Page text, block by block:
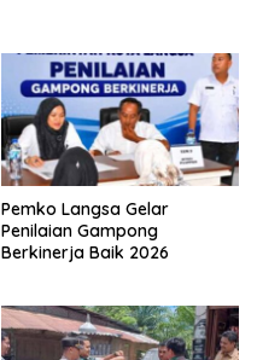
Pemko Langsa Gelar
Penilaian Gampong
Berkinerja Baik 2026